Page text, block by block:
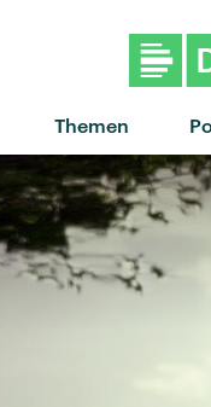
Themen